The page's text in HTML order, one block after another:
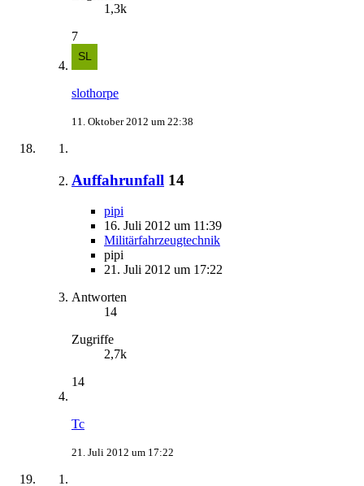
1,3k
7
slothorpe
11. Oktober 2012 um 22:38
Auffahrunfall 14
pipi
16. Juli 2012 um 11:39
Militärfahrzeugtechnik
pipi
21. Juli 2012 um 17:22
Antworten
14
Zugriffe
2,7k
14
Tc
21. Juli 2012 um 17:22